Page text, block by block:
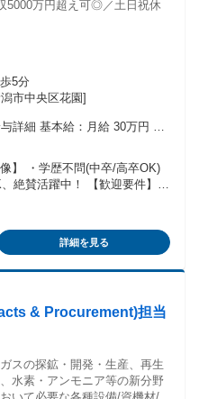
5000万円超え可◎／土日祝休
5分
市中央区花園]
詳細 基本給：月給 30万円 〜
：なし 全員に一律で支払われ
して還元しています。 現在活
する費用は全額会社が負担い
働きやすい環境を整えまし
】 ・学歴不問(中卒/高卒OK)
中！ 【歓迎要件】
方 ・コミュニケーションを
意とされる方 ・チャレンジ精
スや接客販売などの経験をお
指したい！ ★生活水準を上げ
詳細を見る
& Procurement)担当
スの探鉱・開発・生産、再生
水素・アンモニア等の新分野